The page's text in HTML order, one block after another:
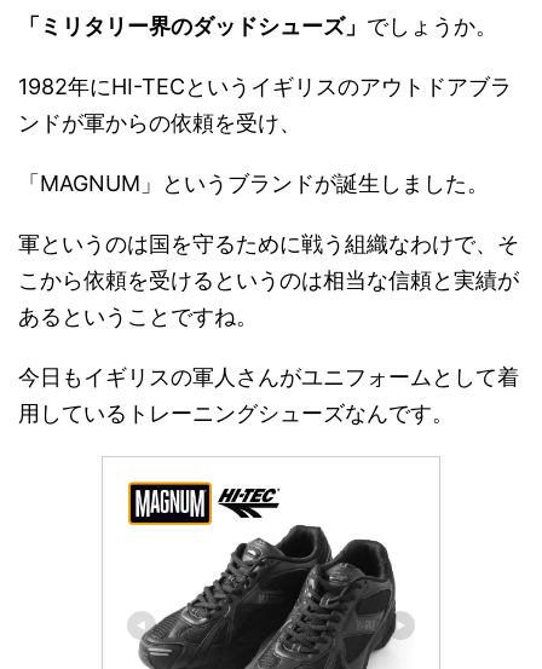
「ミリタリー界のダッドシューズ」 でしょうか。
1982年にHI-TECというイギリスのアウトドアブラ
ンドが軍からの依頼を受け、
「MAGNUM」というブランドが誕生しました。
軍というのは国を守るために戦う組織なわけで、そ
こから依頼を受けるというのは相当な信頼と実績が
あるということですね。
今日もイギリスの軍人さんがユニフォームとして着
用しているトレーニングシューズなんです。